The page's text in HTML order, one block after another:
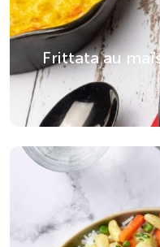
Avec l’âge, certains
deviennent plus difficiles
digérer. Eureden
propose donc des
médico-social adaptées
l’apport nutritionnel de
Découvrez :
• Des plats riches en
digestion optimale,
velouté de carottes et
Frittata au